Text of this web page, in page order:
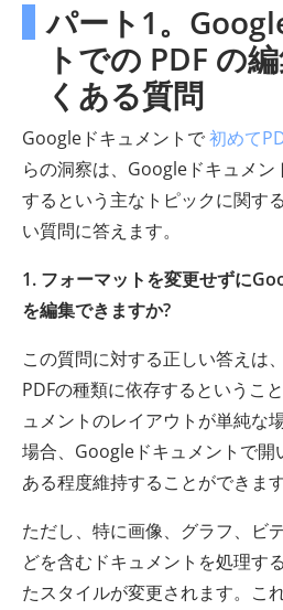
パート1。
トでの PDF の
くある質問
Googleドキュメントで初めて
らの洞察は、Googleドキュメン
するという主なトピックに関す
い質問に答えます。
1. フォーマットを変更せずに
を編集できますか?
この質問に対する正しい答えは
PDFの種類に依存するというこ
ュメントのレイアウトが単純な
場合、Googleドキュメントで開
ある程度維持することができます
ただし、特に画像、グラフ、ビ
どを含むドキュメントを処理す
たスタイルが変更されます。こ